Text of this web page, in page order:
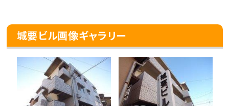
城要ビル画像ギャラリー